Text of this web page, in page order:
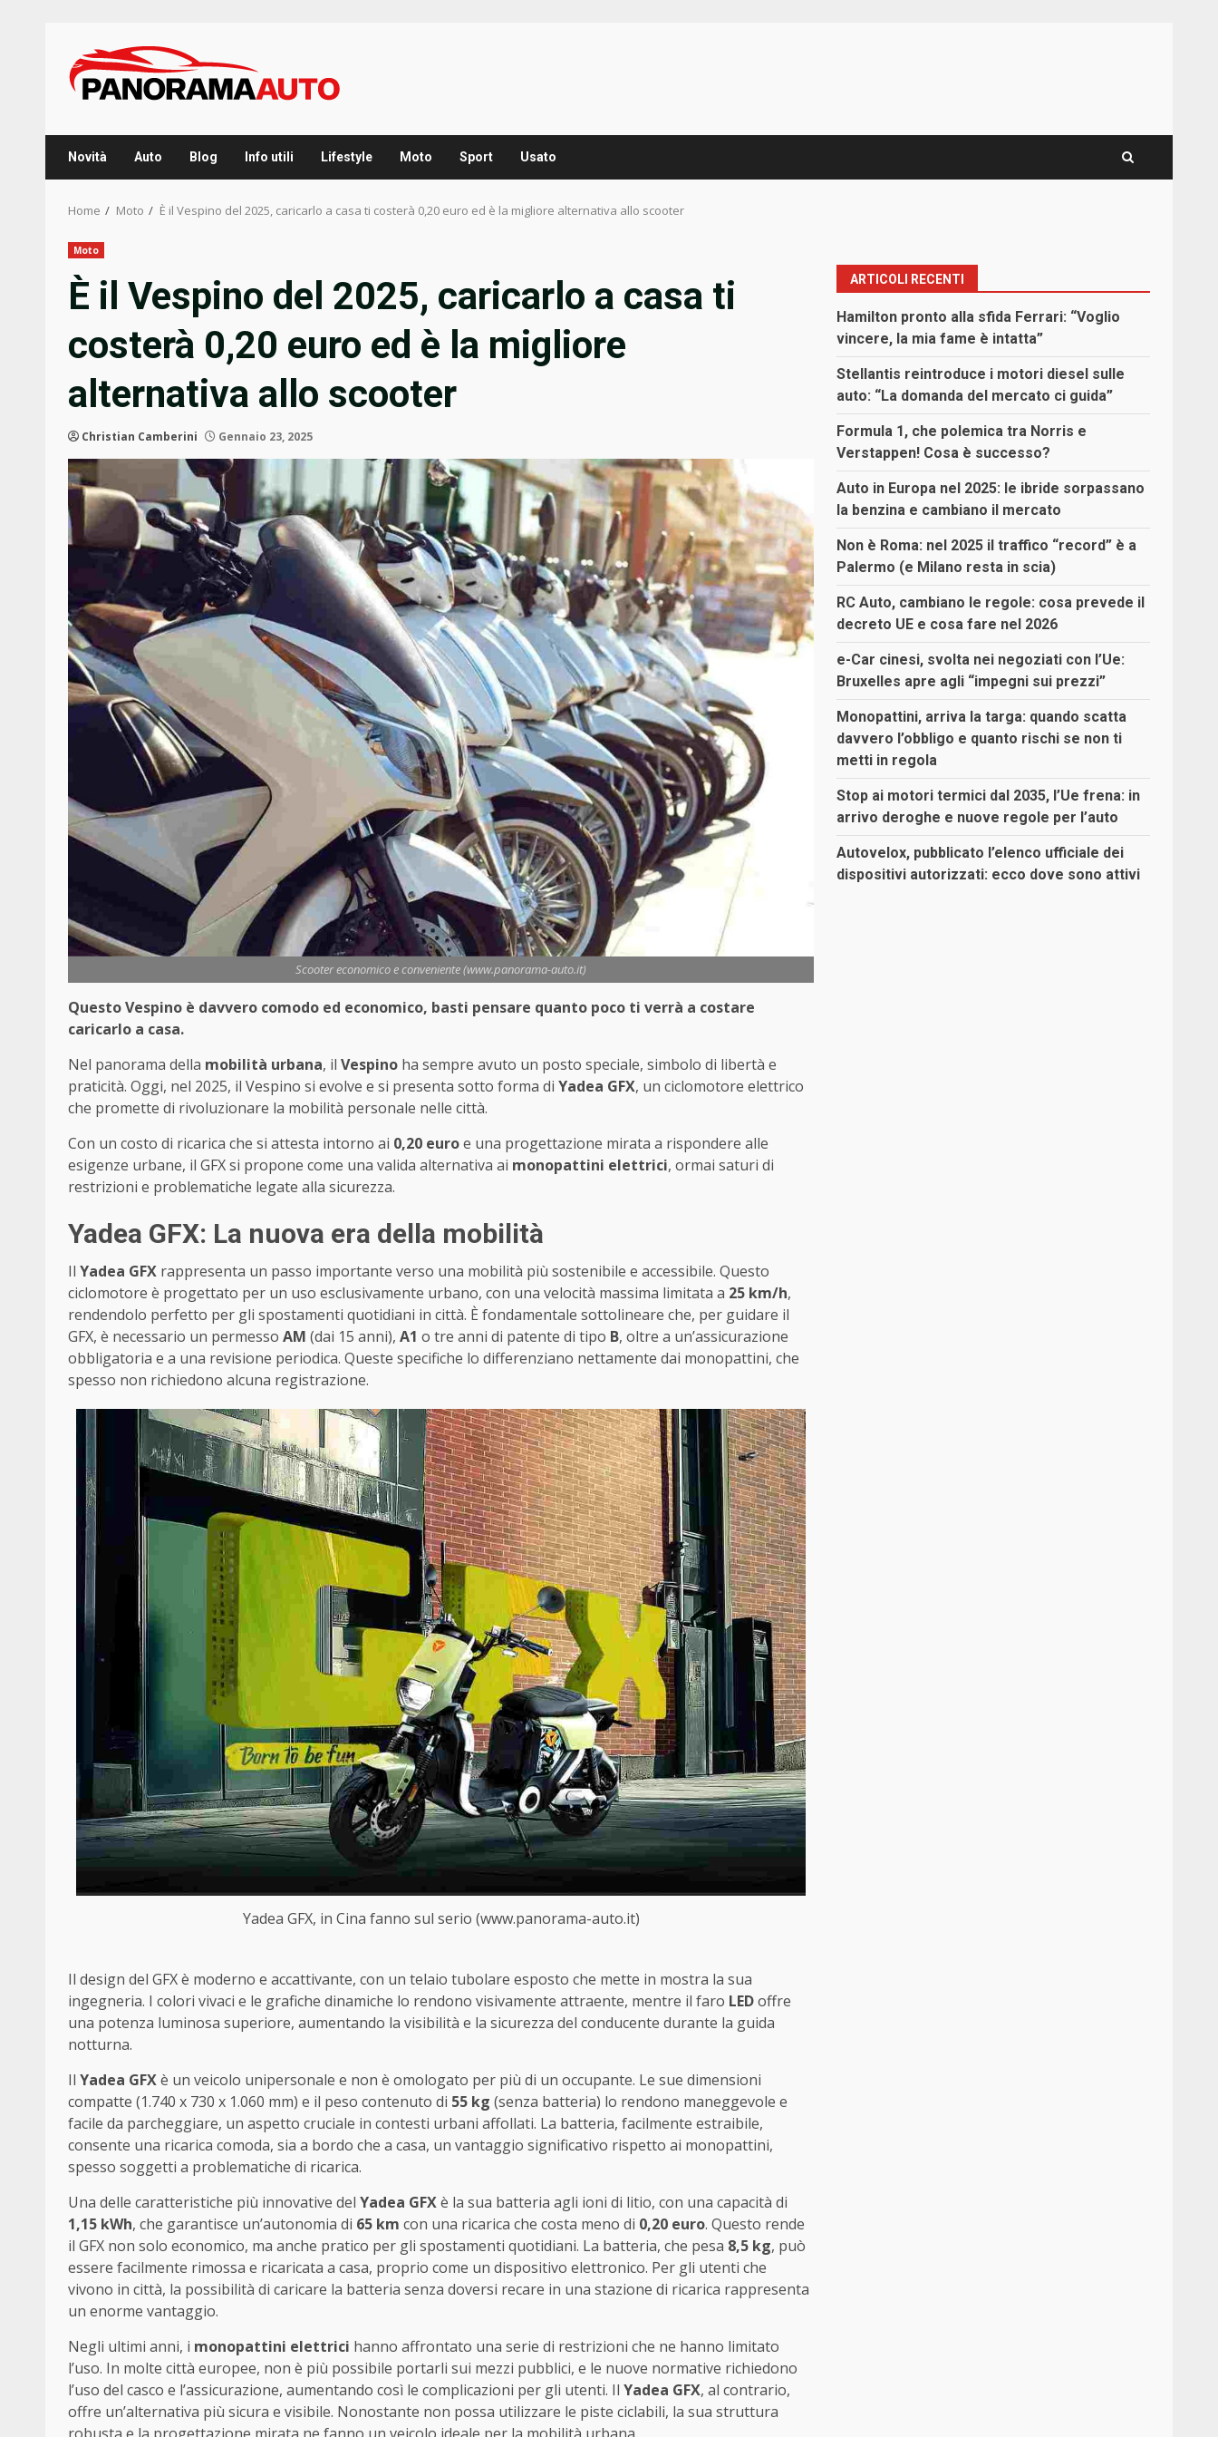
content
Novità Auto Blog Info utili Lifestyle Moto Sport Usato
Home Moto È il Vespino del 2025, caricarlo a casa ti costerà 0,20 euro ed è la migliore alternativa allo scooter
Moto
È il Vespino del 2025, caricarlo a casa ti
costerà 0,20 euro ed è la migliore
alternativa allo scooter
Christian Camberini Gennaio 23, 2025
Scooter economico e conveniente (www.panorama-auto.it)
Questo Vespino è davvero comodo ed economico, basti pensare quanto poco ti verrà a costare
caricarlo a casa.
Nel panorama della mobilità urbana, il Vespino ha sempre avuto un posto speciale, simbolo di libertà e
praticità. Oggi, nel 2025, il Vespino si evolve e si presenta sotto forma di Yadea GFX, un ciclomotore elettrico
che promette di rivoluzionare la mobilità personale nelle città.
Con un costo di ricarica che si attesta intorno ai 0,20 euroe una progettazione mirata a rispondere alle
esigenze urbane, il GFX si propone come una valida alternativa ai monopattini elettrici, ormai saturi di
restrizioni e problematiche legate alla sicurezza.
Yadea GFX: La nuova era della mobilità
Il Yadea GFX rappresenta un passo importante verso una mobilità più sostenibile e accessibile. Questo
ciclomotore è progettato per un uso esclusivamente urbano, con una velocità massima limitata a 25 km/h,
rendendolo perfetto per gli spostamenti quotidiani in città. È fondamentale sottolineare che, per guidare il
GFX, è necessario un permesso AM (dai 15 anni), A1 o tre anni di patente di tipo B, oltre a un’assicurazione
obbligatoria e a una revisione periodica. Queste specifiche lo differenziano nettamente dai monopattini, che
spesso non richiedono alcuna registrazione.
Yadea GFX, in Cina fanno sul serio (www.panorama-auto.it)
Il design del GFX è moderno e accattivante, con un telaio tubolare esposto che mette in mostra la sua
ingegneria. I colori vivaci e le grafiche dinamiche lo rendono visivamente attraente, mentre il faro LEDoffre
una potenza luminosa superiore, aumentando la visibilità e la sicurezza del conducente durante la guida
notturna.
Il Yadea GFXè un veicolo unipersonale e non è omologato per più di un occupante. Le sue dimensioni
compatte (1.740 x 730 x 1.060 mm) e il peso contenuto di 55 kg (senza batteria) lo rendono maneggevole e
facile da parcheggiare, un aspetto cruciale in contesti urbani affollati. La batteria, facilmente estraibile,
consente una ricarica comoda, sia a bordo che a casa, un vantaggio significativo rispetto ai monopattini,
spesso soggetti a problematiche di ricarica.
Una delle caratteristiche più innovative del Yadea GFXè la sua batteria agli ioni di litio, con una capacità di
1,15 kWh, che garantisce un’autonomia di 65 km con una ricarica che costa meno di 0,20 euro. Questo rende
il GFX non solo economico, ma anche pratico per gli spostamenti quotidiani. La batteria, che pesa 8,5 kg, può
essere facilmente rimossa e ricaricata a casa, proprio come un dispositivo elettronico. Per gli utenti che
vivono in città, la possibilità di caricare la batteria senza doversi recare in una stazione di ricarica rappresenta
un enorme vantaggio.
Negli ultimi anni, i monopattini elettrici hanno affrontato una serie di restrizioni che ne hanno limitato
l’uso. In molte città europee, non è più possibile portarli sui mezzi pubblici, e le nuove normative richiedono
l’uso del casco e l’assicurazione, aumentando così le complicazioni per gli utenti. Il Yadea GFX, al contrario,
offre un’alternativa più sicura e visibile. Nonostante non possa utilizzare le piste ciclabili, la sua struttura
ARTICOLI RECENTI
Hamilton pronto alla sfida Ferrari: “Voglio
vincere, la mia fame è intatta”
Stellantis reintroduce i motori diesel sulle
auto: “La domanda del mercato ci guida”
Formula 1, che polemica tra Norris e
Verstappen! Cosa è successo?
Auto in Europa nel 2025: le ibride sorpassano
la benzina e cambiano il mercato
Non è Roma: nel 2025 il traffico “record” è a
Palermo (e Milano resta in scia)
RC Auto, cambiano le regole: cosa prevede il
decreto UE e cosa fare nel 2026
e-Car cinesi, svolta nei negoziati con l’Ue:
Bruxelles apre agli “impegni sui prezzi”
Monopattini, arriva la targa: quando scatta
davvero l’obbligo e quanto rischi se non ti
metti in regola
Stop ai motori termici dal 2035, l’Ue frena: in
arrivo deroghe e nuove regole per l’auto
Autovelox, pubblicato l’elenco ufficiale dei
dispositivi autorizzati: ecco dove sono attivi